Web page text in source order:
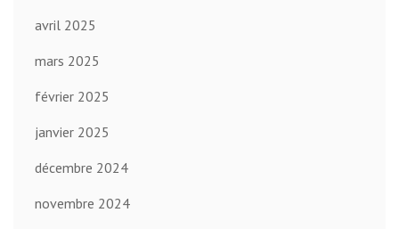
avril 2025
mars 2025
février 2025
janvier 2025
décembre 2024
novembre 2024